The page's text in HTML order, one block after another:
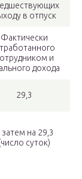
в отпуск
Фактически
и
дохода
29,3
на 29,3
суток)